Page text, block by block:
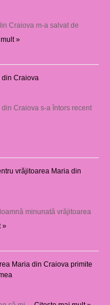
Craiova m-a salvat de
»
Craiova
Craiova s-a întors recent
vrăjitoarea Maria din
minunată vrăjitoarea
»
Maria din Craiova primite